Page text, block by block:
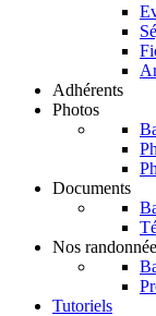
Adhérents
Photos
Documents
Nos
Tutoriels